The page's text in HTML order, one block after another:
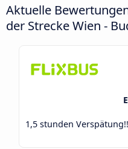
Aktuelle
der Strecke Wien -
1,5 stunden